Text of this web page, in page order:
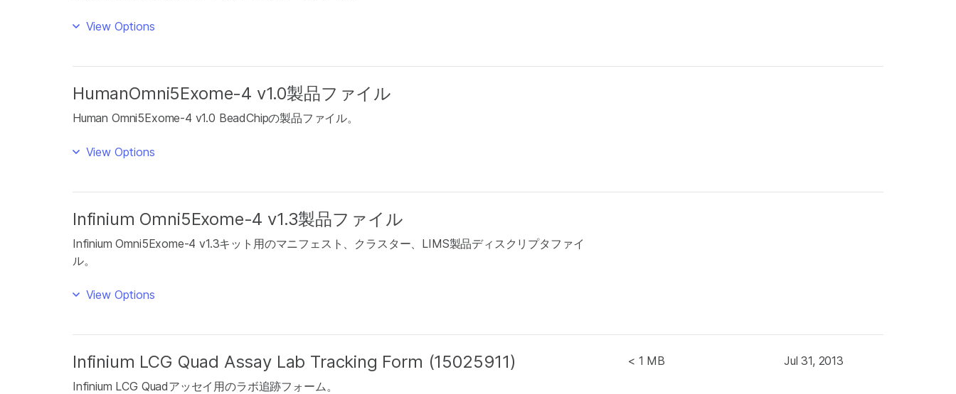
View Options
HumanOmni5Exome-4 v1.0製品ファイル
Human Omni5Exome-4 v1.0 BeadChipの製品ファイル。
View Options
Infinium Omni5Exome-4 v1.3製品ファイル
Infinium Omni5Exome-4 v1.3キット用のマニフェスト、クラスター、LIMS製品ディスクリプタファイ
ル。
View Options
Infinium LCG Quad Assay Lab Tracking Form (15025911)
Infinium LCG Quadアッセイ用のラボ追跡フォーム。
< 1 MB Jul 31, 2013